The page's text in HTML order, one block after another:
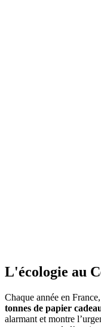
L'écologie au
Chaque année en
tonnes de papier
alarmant et montre